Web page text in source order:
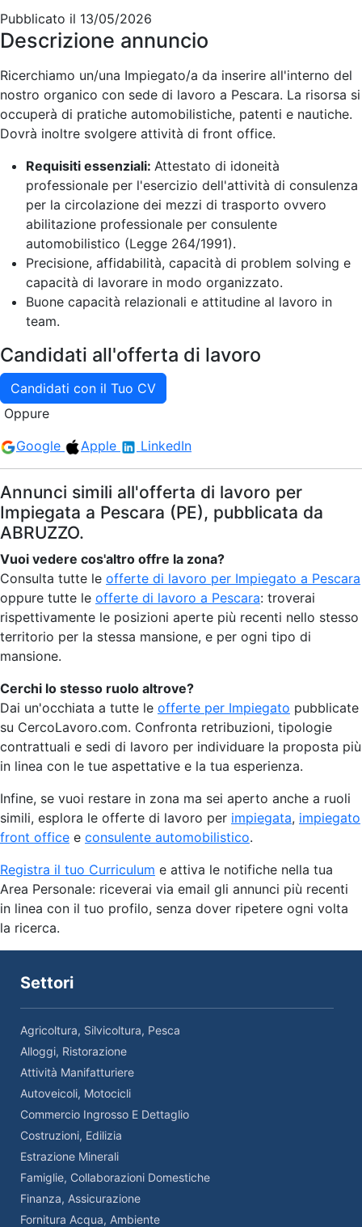
Pubblicato il 13/05/2026
Descrizione annuncio
Ricerchiamo un/una Impiegato/a da inserire all'interno del
nostro organico con sede di lavoro a Pescara. La risorsa si
occuperà di pratiche automobilistiche, patenti e nautiche.
Dovrà inoltre svolgere attività di front office.
Requisiti essenziali: Attestato di idoneità
professionale per l'esercizio dell'attività di consulenza
per la circolazione dei mezzi di trasporto ovvero
abilitazione professionale per consulente
automobilistico (Legge 264/1991).
Precisione, affidabilità, capacità di problem solving e
capacità di lavorare in modo organizzato.
Buone capacità relazionali e attitudine al lavoro in
team.
Candidati all'offerta di lavoro
Candidati con il Tuo CV
Oppure
Google
Apple LinkedIn
Annunci simili all'offerta di lavoro per
Impiegata a Pescara (PE), pubblicata da
ABRUZZO.
Vuoi vedere cos'altro offre la zona?
Consulta tutte le offerte di lavoro per Impiegato a Pescara
oppure tutte le offerte di lavoro a Pescara: troverai
rispettivamente le posizioni aperte più recenti nello stesso
territorio per la stessa mansione, e per ogni tipo di
mansione.
Cerchi lo stesso ruolo altrove?
Dai un'occhiata a tutte le offerte per Impiegato pubblicate
su CercoLavoro.com. Confronta retribuzioni, tipologie
contrattuali e sedi di lavoro per individuare la proposta più
in linea con le tue aspettative e la tua esperienza.
Infine, se vuoi restare in zona ma sei aperto anche a ruoli
simili, esplora le offerte di lavoro per impiegata, impiegato
front office e consulente automobilistico.
Registra il tuo Curriculum e attiva le notifiche nella tua
Area Personale: riceverai via email gli annunci più recenti
in linea con il tuo profilo, senza dover ripetere ogni volta
la ricerca.
Settori
Agricoltura, Silvicoltura, Pesca
Alloggi, Ristorazione
Attività Manifatturiere
Autoveicoli, Motocicli
Commercio Ingrosso E Dettaglio
Costruzioni, Edilizia
Estrazione Minerali
Famiglie, Collaborazioni Domestiche
Finanza, Assicurazione
Fornitura Acqua, Ambiente